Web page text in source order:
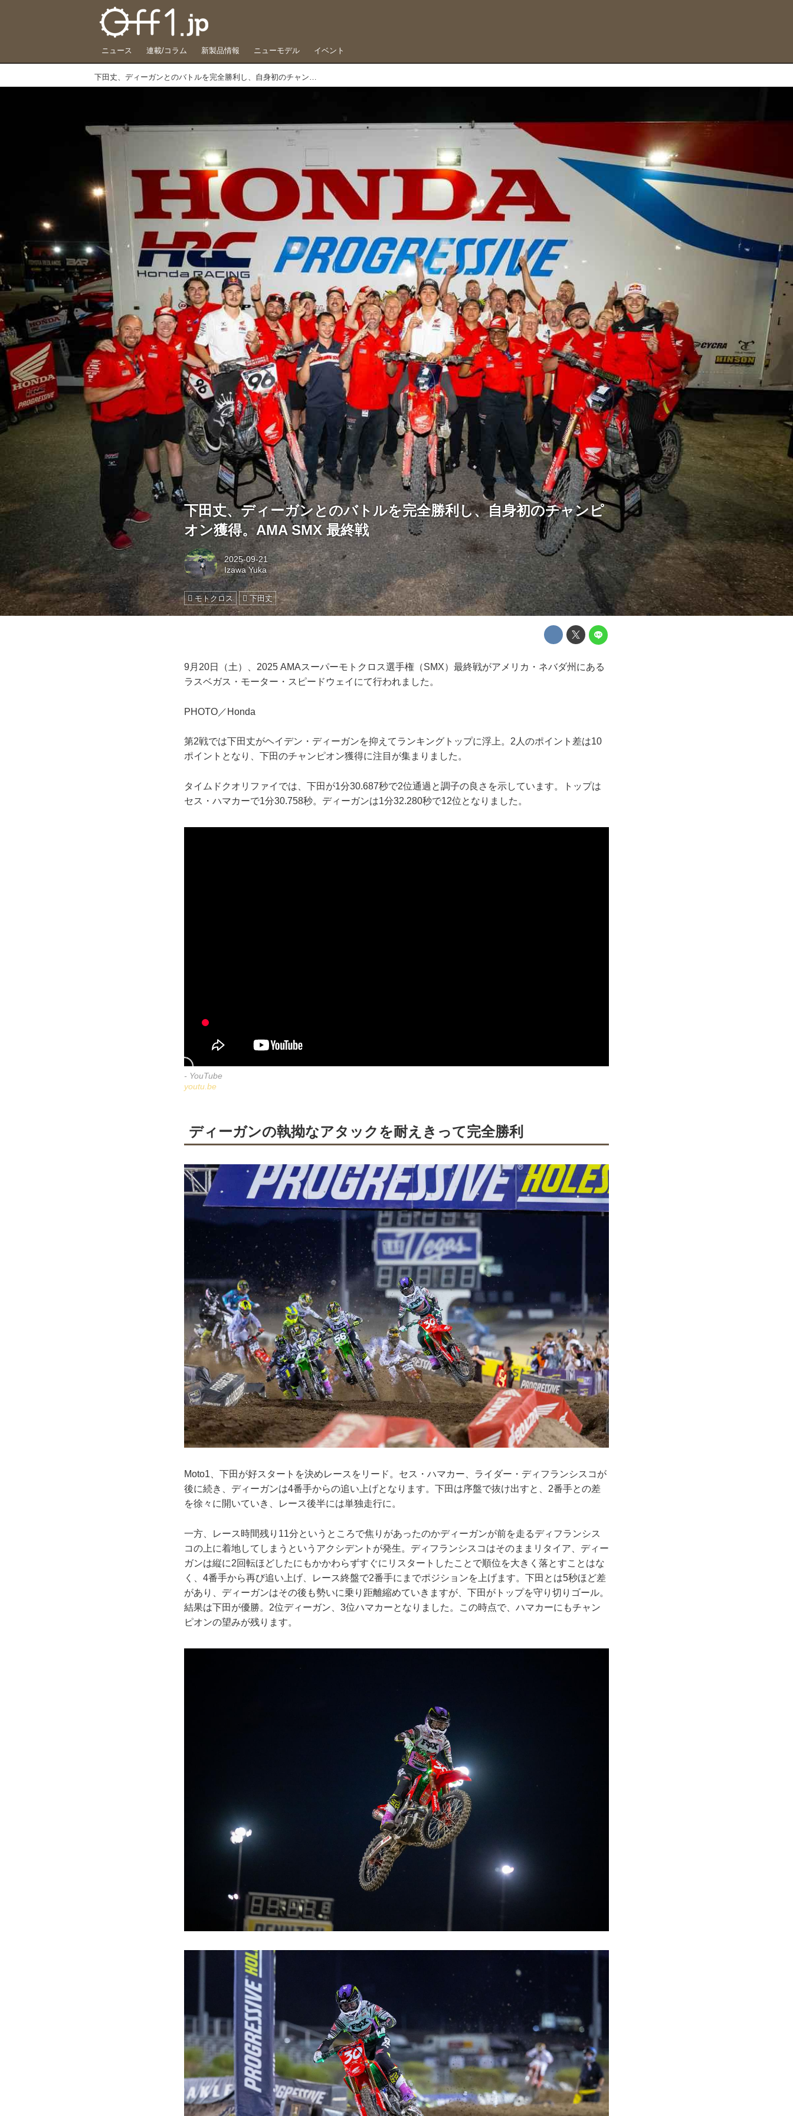
ニュース 連載/コラム 新製品情報 ニューモデル イベント
下田丈、ディーガンとのバトルを完全勝利し、自身初のチャンピオン獲得。AMA SMX 最終戦
下田丈、ディーガンとのバトルを完全勝利し、自身初のチャンピ
オン獲得。AMA SMX 最終戦
2025-09-21
Izawa Yuka
モトクロス 下田丈
9月20日（土）、2025 AMAスーパーモトクロス選手権（SMX）最終戦がアメリカ・ネバダ州にある
ラスベガス・モーター・スピードウェイにて行われました。
PHOTO／Honda
第2戦では下田丈がヘイデン・ディーガンを抑えてランキングトップに浮上。2人のポイント差は10
ポイントとなり、下田のチャンピオン獲得に注目が集まりました。
タイムドクオリファイでは、下田が1分30.687秒で2位通過と調子の良さを示しています。トップは
セス・ハマカーで1分30.758秒。ディーガンは1分32.280秒で12位となりました。
- YouTube
youtu.be
ディーガンの執拗なアタックを耐えきって完全勝利
Moto1、下田が好スタートを決めレースをリード。セス・ハマカー、ライダー・ディフランシスコが
後に続き、ディーガンは4番手からの追い上げとなります。下田は序盤で抜け出すと、2番手との差
を徐々に開いていき、レース後半には単独走行に。
一方、レース時間残り11分というところで焦りがあったのかディーガンが前を走るディフランシス
コの上に着地してしまうというアクシデントが発生。ディフランシスコはそのままリタイア、ディー
ガンは縦に2回転ほどしたにもかかわらずすぐにリスタートしたことで順位を大きく落とすことはな
く、4番手から再び追い上げ、レース終盤で2番手にまでポジションを上げます。下田とは5秒ほど差
があり、ディーガンはその後も勢いに乗り距離縮めていきますが、下田がトップを守り切りゴール。
結果は下田が優勝。2位ディーガン、3位ハマカーとなりました。この時点で、ハマカーにもチャン
ピオンの望みが残ります。